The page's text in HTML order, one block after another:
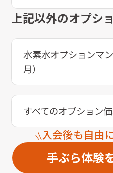
上記以外のオプシ
水素水オプションマ
月）
すべてのオプション
入会後も自由
手ぶら体験